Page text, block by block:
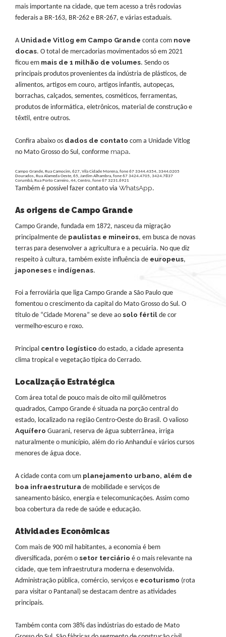
mais importante na cidade, que tem acesso a três rodovias
federais a BR-163, BR-262 e BR-267, e várias estaduais.
A Unidade Vitlog em Campo Grande conta com nove
docas. O total de mercadorias movimentados só em 2021
ficou em mais de 1 milhão de volumes. Sendo os
principais produtos provenientes da indústria de plásticos, de
alimentos, artigos em couro, artigos infantis, autopeças,
borrachas, calçados, sementes, cosméticos, ferramentas,
produtos de informática, eletrônicos, material de construção e
têxtil, entre outros.
Confira abaixo os dados de contato com a Unidade Vitlog
no Mato Grosso do Sul, conforme mapa.
Campo Grande, Rua Camocim, 627, Vila Cidade Morena, fone 67 3344.4354, 3344.0205
Dourados, Rua Alameda Oeste, 65, Jardim Alhambra, fone 67 3424.4705, 3424.7837
Corumbá, Rua Porto Carreiro, 44, Centro, fone 67 3231.6921
Também é possível fazer contato via WhatsApp.
As origens de Campo Grande
Campo Grande, fundada em 1872, nasceu da migração
principalmente de paulistas e mineiros, em busca de novas
terras para desenvolver a agricultura e a pecuária. No que diz
respeito à cultura, também existe influência de europeus,
japoneses e indígenas.
Foi a ferroviária que liga Campo Grande a São Paulo que
fomentou o crescimento da capital do Mato Grosso do Sul. O
título de “Cidade Morena” se deve ao solo fértil de cor
vermelho-escuro e roxo.
Principal centro logístico do estado, a cidade apresenta
clima tropical e vegetação típica do Cerrado.
Localização Estratégica
Com área total de pouco mais de oito mil quilômetros
quadrados, Campo Grande é situada na porção central do
estado, localizado na região Centro-Oeste do Brasil. O valioso
Aquífero Guarani, reserva de água subterrânea, irriga
naturalmente o município, além do rio Anhanduí e vários cursos
menores de água doce.
A cidade conta com um planejamento urbano, além de
boa infraestrutura de mobilidade e serviços de
saneamento básico, energia e telecomunicações. Assim como
boa cobertura da rede de saúde e educação.
Atividades Econômicas
Com mais de 900 mil habitantes, a economia é bem
diversificada, porém o setor terciário é o mais relevante na
cidade, que tem infraestrutura moderna e desenvolvida.
Administração pública, comércio, serviços e ecoturismo (rota
para visitar o Pantanal) se destacam dentre as atividades
principais.
Também conta com 38% das indústrias do estado de Mato